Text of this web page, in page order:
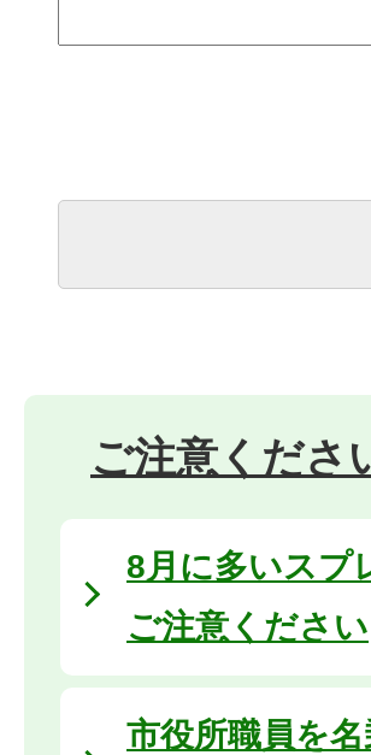
ご注意くださ
8月に多いスプ
ご注意ください
市役所職員を